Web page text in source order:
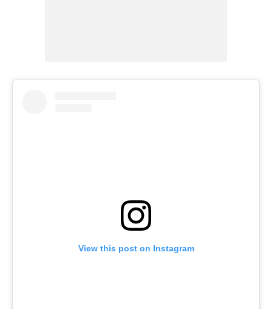
View this post on Instagram